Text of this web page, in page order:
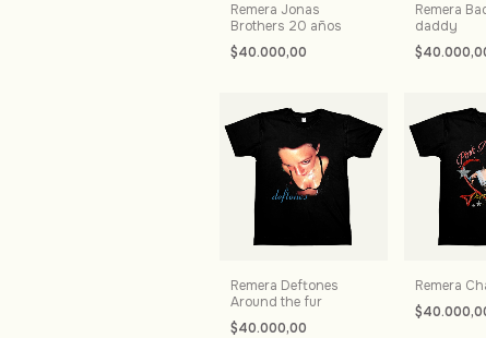
Remera Jonas
Brothers 20 años
$40.000,00
Remera
daddy
Remera Deftones
Around the fur
$40.000,00
Remera